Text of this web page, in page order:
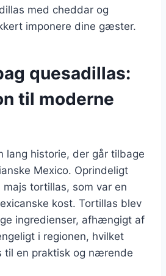
med cheddar og
imponere dine gæster.
quesadillas:
til moderne
lang historie, der går tilbage
Mexico. Oprindeligt
tortillas, som var en
kost. Tortillas blev
ingredienser, afhængigt af
i regionen, hvilket
til en praktisk og nærende